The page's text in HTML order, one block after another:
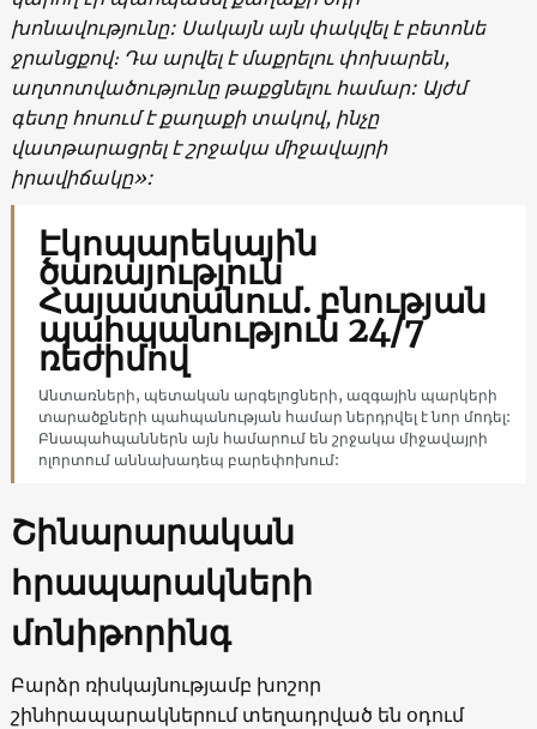
խոնավությունը: Սակայն այն փակվել է բետոնե
ջրանցքով։ Դա արվել է մաքրելու փոխարեն,
աղտոտվածությունը թաքցնելու համար: Այժմ
գետը հոսում է քաղաքի տակով, ինչը
վատթարացրել է շրջակա միջավայրի
իրավիճակը»:
Էկոպարեկային
ծառայություն
Հայաստանում. բնության
պահպանություն 24/7
ռեժիմով
Անտառների, պետական արգելոցների, ազգային պարկերի
տարածքների պահպանության համար ներդրվել է նոր մոդել:
Բնապահպաններն այն համարում են շրջակա միջավայրի
ոլորտում աննախադեպ բարեփոխում:
Շինարարական
հրապարակների
մոնիթորինգ
Բարձր ռիսկայնությամբ խոշոր
շինհրապարակներում տեղադրված են օդում